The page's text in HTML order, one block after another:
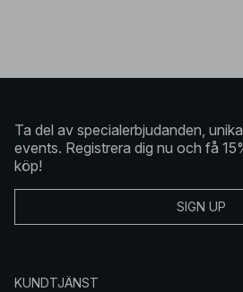
Ta del av specialerbjudanden,
events. Registrera dig nu och få
köp!
SIGN UP
KUNDTJÄNST